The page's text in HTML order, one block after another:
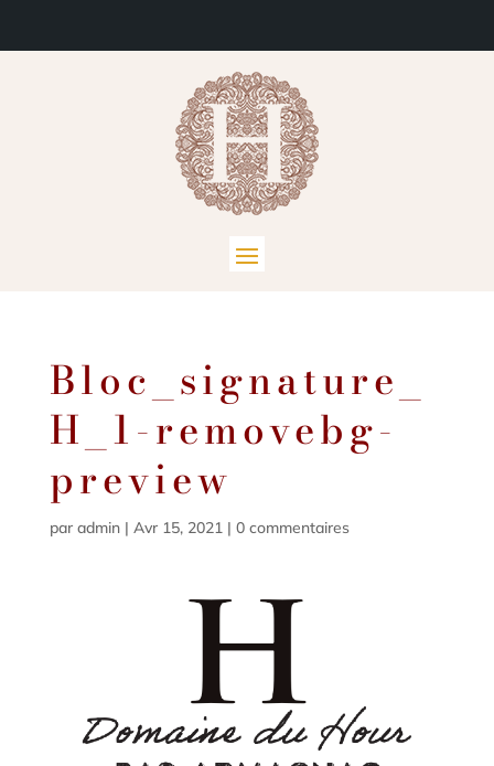
Bloc_signature_
H_1-removebg-
preview
par admin| Avr 15, 2021| 0 commentaires